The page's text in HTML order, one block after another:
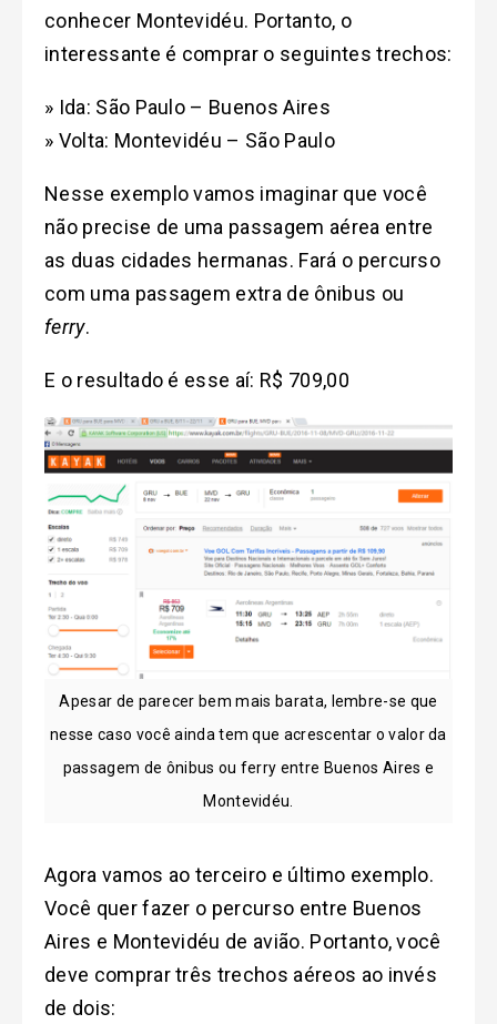
conhecer Montevidéu. Portanto, o
interessante é comprar o seguintes trechos:
» Ida: São Paulo – Buenos Aires
» Volta: Montevidéu – São Paulo
Nesse exemplo vamos imaginar que você
não precise de uma passagem aérea entre
as duas cidades hermanas. Fará o percurso
com uma passagem extra de ônibus ou
ferry.
E o resultado é esse aí: R$ 709,00
Apesar de parecer bem mais barata, lembre-se que
nesse caso você ainda tem que acrescentar o valor da
passagem de ônibus ou ferry entre Buenos Aires e
Montevidéu.
Agora vamos ao terceiro e último exemplo.
Você quer fazer o percurso entre Buenos
Aires e Montevidéu de avião. Portanto, você
deve comprar três trechos aéreos ao invés
de dois: